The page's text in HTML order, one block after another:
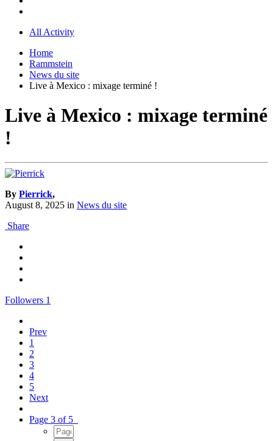
All Activity
Home
Rammstein
News du site
Live à Mexico : mixage terminé !
Live à Mexico : mixage terminé
!
By Pierrick,
August 8, 2025 in News du site
Share
Followers 1
Prev
1
2
3
4
5
Next
Page 3 of 5